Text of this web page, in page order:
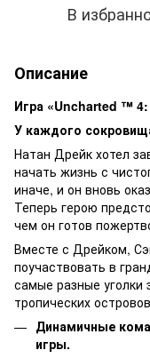
В
Описание
Игра «Uncharted ™
У каждого
Натан Дрейк хотел
начать жизнь с
иначе, и он вновь
Теперь герою
чем он готов
Вместе с Дрейком,
поучаствовать в
самые разные уголки
тропических
Динамичные
игры.